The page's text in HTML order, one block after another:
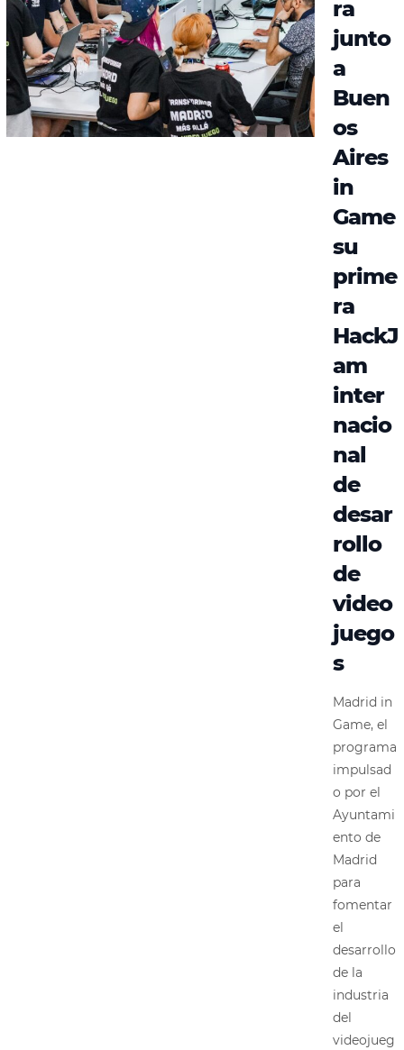
ra
junto
a
Buen
os
Aires
in
Game
su
prime
ra
HackJ
am
inter
nacio
nal
de
desar
rollo
de
video
juego
s
Madrid in
Game, el
programa
impulsad
o por el
Ayuntami
ento de
Madrid
para
fomentar
el
desarrollo
de la
industria
del
videojueg